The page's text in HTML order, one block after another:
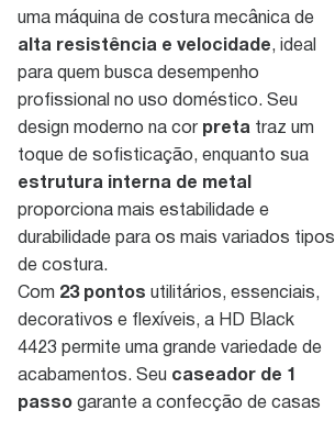
uma máquina de costura mecânica de
alta resistência e velocidade, ideal
para quem busca desempenho
profissional no uso doméstico. Seu
design moderno na cor preta traz um
toque de sofisticação, enquanto sua
estrutura interna de metal
proporciona mais estabilidade e
durabilidade para os mais variados tipos
de costura.
Com 23 pontos utilitários, essenciais,
decorativos e flexíveis, a HD Black
4423 permite uma grande variedade de
acabamentos. Seu caseador de 1
passo garante a confecção de casas